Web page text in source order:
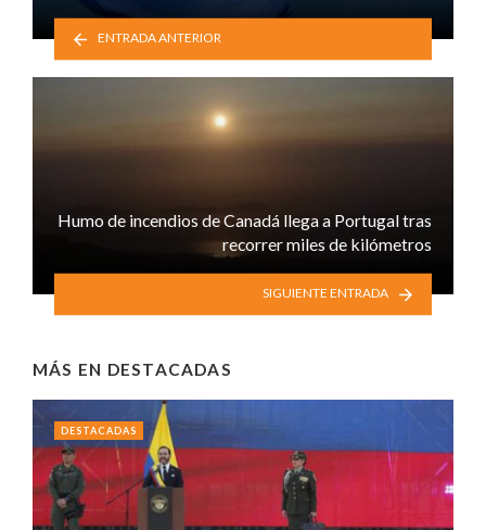
ENTRADA ANTERIOR
Humo de incendios de Canadá llega a Portugal tras
recorrer miles de kilómetros
SIGUIENTE ENTRADA
MÁS EN DESTACADAS
DESTACADAS